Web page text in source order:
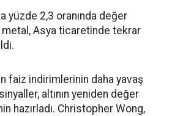
yüzde 2,3 oranında değer
Asya ticaretinde tekrar
faiz indirimlerinin daha yavaş
altının yeniden değer
hazırladı. Christopher Wong,